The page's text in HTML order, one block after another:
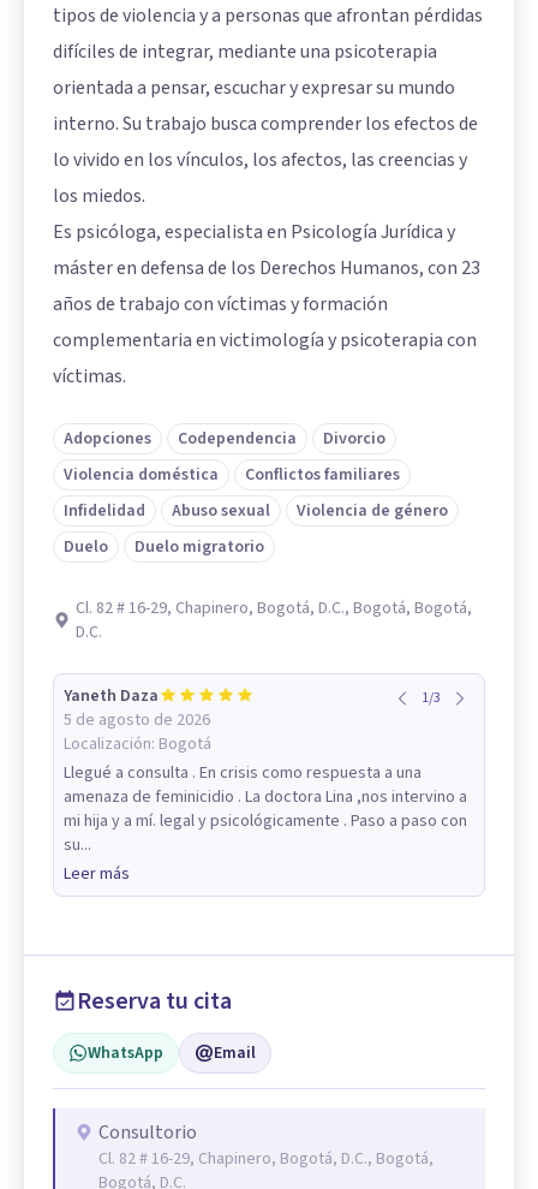
tipos de violencia y a personas que afrontan pérdidas
difíciles de integrar, mediante una psicoterapia
orientada a pensar, escuchar y expresar su mundo
interno. Su trabajo busca comprender los efectos de
lo vivido en los vínculos, los afectos, las creencias y
los miedos.
Es psicóloga, especialista en Psicología Jurídica y
máster en defensa de los Derechos Humanos, con 23
años de trabajo con víctimas y formación
complementaria en victimología y psicoterapia con
víctimas.
Adopciones Codependencia
Divorcio
Violencia doméstica
Conflictos familiares
Infidelidad
Abuso sexual
Violencia de género
Duelo
Duelo migratorio
Cl. 82 # 16-29, Chapinero, Bogotá, D.C., Bogotá, Bogotá,
D.C.
Yaneth Daza
5 de agosto de 2026
Localización: Bogotá
1/3
Llegué a consulta . En crisis como respuesta a una
amenaza de feminicidio . La doctora Lina ,nos intervino a
mi hija y a mí. legal y psicológicamente . Paso a paso con
su...
Leer más
Reserva tu cita
WhatsApp Email
Consultorio
Cl. 82 # 16-29, Chapinero, Bogotá, D.C., Bogotá,
Bogotá, D.C.